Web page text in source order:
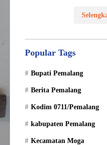
Popular Tags
Bupati Pemalang
Berita Pemalang
Kodim 0711/Pemalang
kabupaten Pemalang
Kecamatan Moga